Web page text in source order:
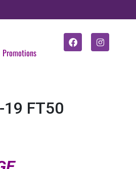
Promotions
19 FT50